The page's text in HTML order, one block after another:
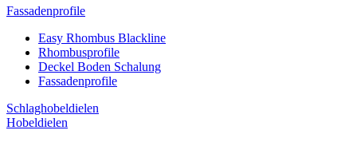
Fassadenprofile
Easy Rhombus Blackline
Rhombusprofile
Deckel Boden Schalung
Fassadenprofile
Schlaghobeldielen
Hobeldielen